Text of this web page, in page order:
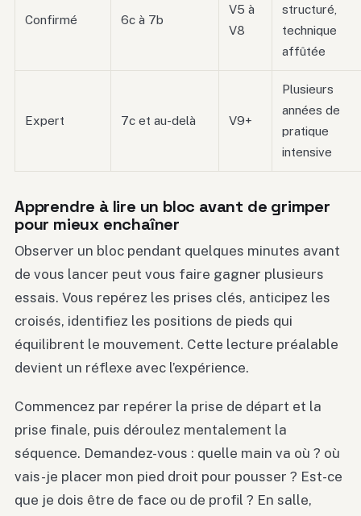
Confirmé 6c à 7b
V5 à
V8
structuré,
technique
affûtée
Expert 7c et au-delà V9+
Plusieurs
années de
pratique
intensive
Apprendre à lire un bloc avant de grimper
pour mieux enchaîner
Observer un bloc pendant quelques minutes avant
de vous lancer peut vous faire gagner plusieurs
essais. Vous repérez les prises clés, anticipez les
croisés, identifiez les positions de pieds qui
équilibrent le mouvement. Cette lecture préalable
devient un réflexe avec l’expérience.
Commencez par repérer la prise de départ et la
prise finale, puis déroulez mentalement la
séquence. Demandez-vous : quelle main va où ? où
vais-je placer mon pied droit pour pousser ? Est-ce
que je dois être de face ou de profil ? En salle,